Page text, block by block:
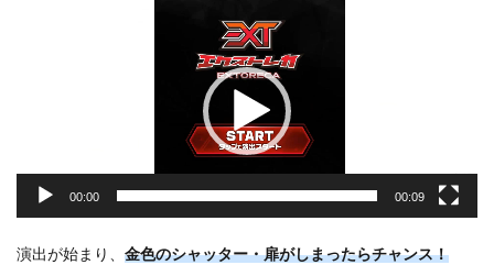
00:00 00:09
演出が始まり、 金色のシャッター・扉がしまったらチャンス！